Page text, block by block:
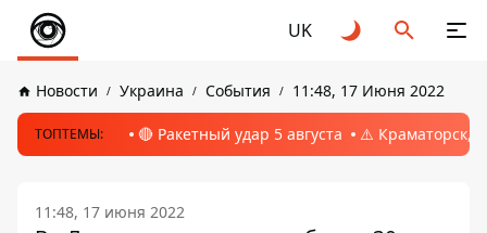
UK
Новости Украина События 11:48, 17 Июня 2022
ТОПТЕМЫ: 🔴 Ракетный удар 5 августа ⚠️ Краматорск,
11:48, 17 июня 2022